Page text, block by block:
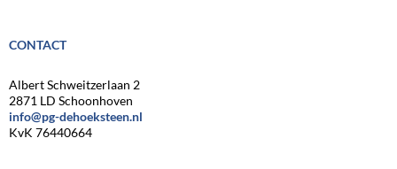
CONTACT
Albert Schweitzerlaan 2
2871 LD Schoonhoven
info@pg-dehoeksteen.nl
KvK 76440664